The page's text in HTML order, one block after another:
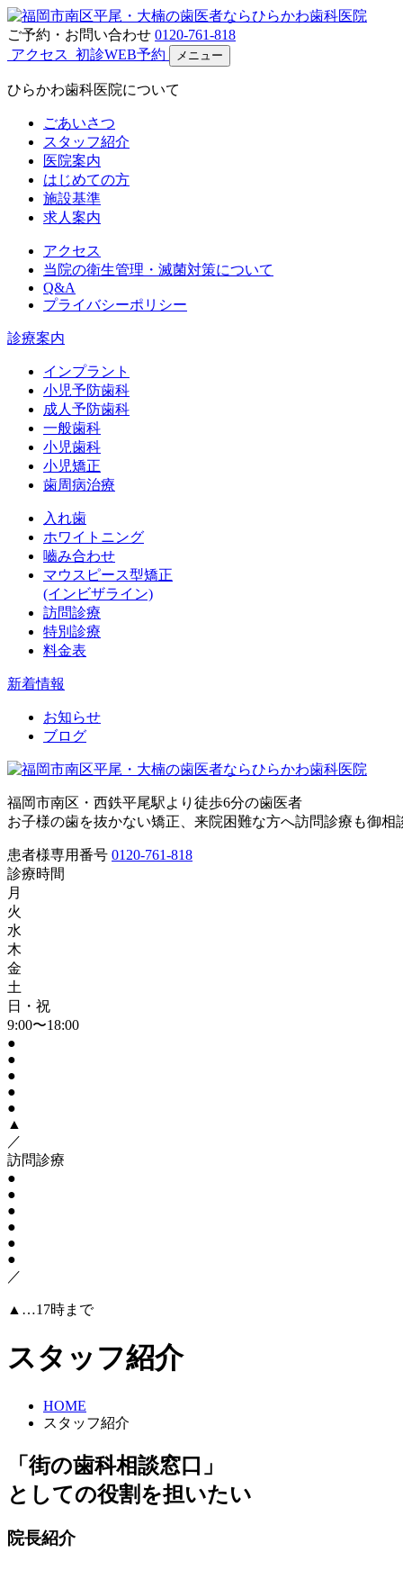
ご予約・お問い合わせ 0120-761-818
アクセス 初診WEB予約 メニュー
ひらかわ歯科医院について
ごあいさつ
スタッフ紹介
医院案内
はじめての方
施設基準
求人案内
アクセス
当院の衛生管理・滅菌対策について
Q&A
プライバシーポリシー
診療案内
インプラント
小児予防歯科
成人予防歯科
一般歯科
小児歯科
小児矯正
歯周病治療
入れ歯
ホワイトニング
嚙み合わせ
マウスピース型矯正
(インビザライン)
訪問診療
特別診療
料金表
新着情報
お知らせ
ブログ
福岡市南区・西鉄平尾駅より徒歩6分の歯医者
お子様の歯を抜かない矯正、来院困難な方へ訪問診療も御相
患者様専用番号 0120-761-818
診療時間
月
火
水
木
金
土
日・祝
9:00〜18:00
●
●
●
●
●
▲
／
訪問診療
●
●
●
●
●
●
／
▲…17時まで
スタッフ紹介
HOME
スタッフ紹介
「街の歯科相談窓口」
としての役割を担いたい
院長紹介